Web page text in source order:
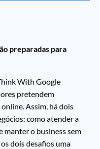
preparadas para
With Google
pretendem
Assim, há dois
como atender a
manter o business sem
dois desafios uma